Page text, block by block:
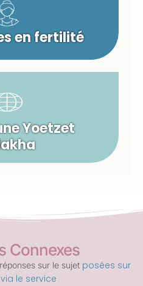
en fertilité
Yoetzet
Connexes
sur le sujet posées sur
le service